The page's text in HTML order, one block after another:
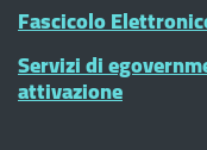
Fascicolo
Servizi di
attivazione